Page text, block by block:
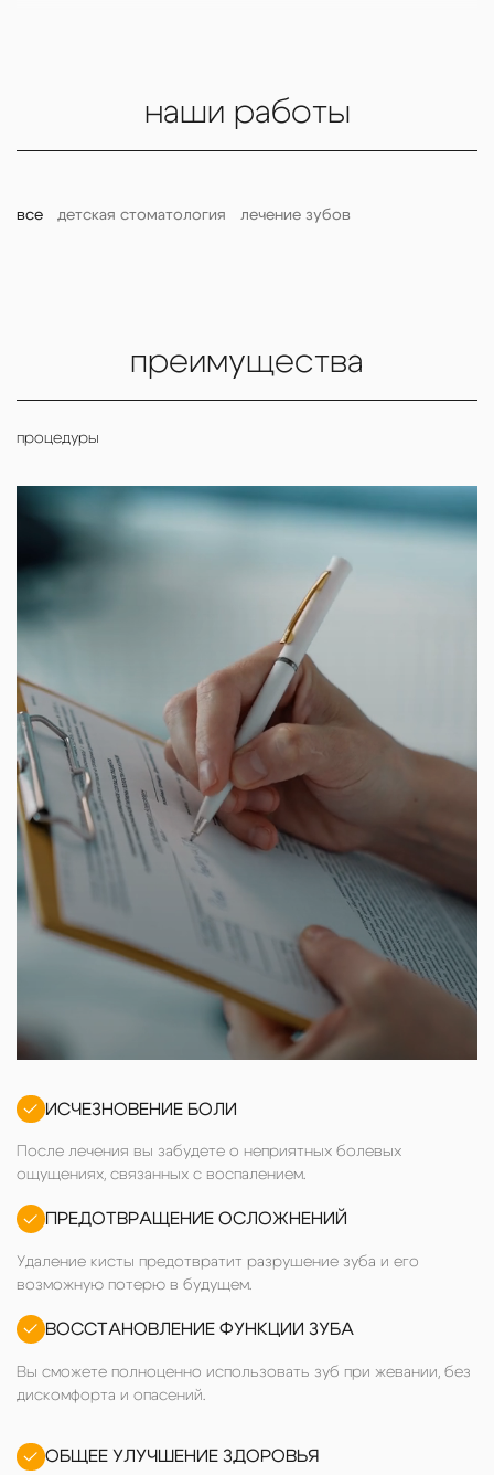
наши работы
все детская стоматология лечение зубов
преимущества
процедуры
ИСЧЕЗНОВЕНИЕ БОЛИ
После лечения вы забудете о неприятных болевых
ощущениях, связанных с воспалением.
ПРЕДОТВРАЩЕНИЕ ОСЛОЖНЕНИЙ
Удаление кисты предотвратит разрушение зуба и его
возможную потерю в будущем.
ВОССТАНОВЛЕНИЕ ФУНКЦИИ ЗУБА
Вы сможете полноценно использовать зуб при жевании, без
дискомфорта и опасений.
ОБЩЕЕ УЛУЧШЕНИЕ ЗДОРОВЬЯ